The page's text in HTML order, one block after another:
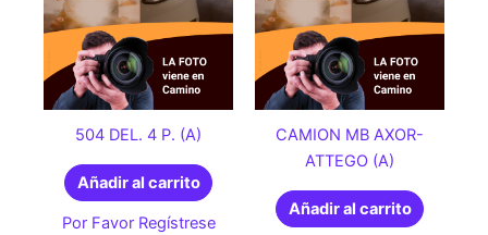
504 DEL. 4 P. (A)
Añadir al carrito
Por Favor Regístrese
CAMION MB AXOR-
ATTEGO (A)
Añadir al carrito